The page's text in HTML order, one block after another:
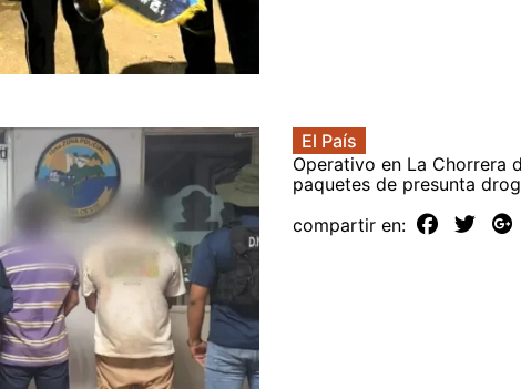
El País
Operativo en La Chorrera
paquetes de presunta
compartir en: